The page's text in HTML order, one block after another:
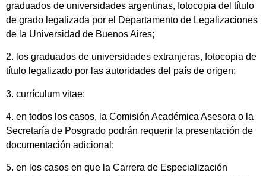
graduados de universidades argentinas, fotocopia del título
de grado legalizada por el Departamento de Legalizaciones
de la Universidad de Buenos Aires;
2. los graduados de universidades extranjeras, fotocopia de
título legalizado por las autoridades del país de origen;
3. currículum vitae;
4. en todos los casos, la Comisión Académica Asesora o la
Secretaría de Posgrado podrán requerir la presentación de
documentación adicional;
5. en los casos en que la Carrera de Especialización